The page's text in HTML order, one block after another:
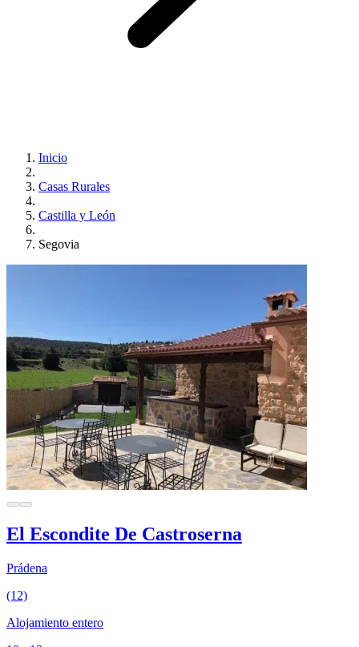
Inicio
Casas Rurales
Castilla y León
Segovia
El Escondite De Castroserna
Prádena
(12)
Alojamiento entero